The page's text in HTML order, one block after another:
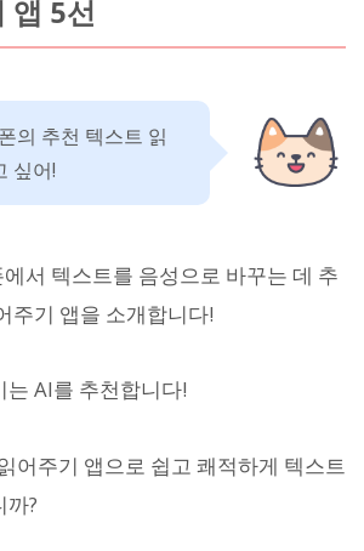
앱 5선
의 추천 텍스트 읽
싶어!
서 텍스트를 음성으로 바꾸는 데 추
주기 앱을 소개합니다!
AI를 추천합니다!
어주기 앱으로 쉽고 쾌적하게 텍스트
까?